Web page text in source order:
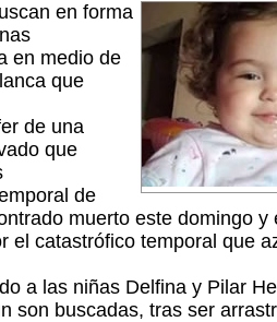
en forma
en medio de
que
de una
que
de
muerto este domingo
el catastrófico temporal que
a las niñas Delfina y Pilar
son buscadas, tras ser